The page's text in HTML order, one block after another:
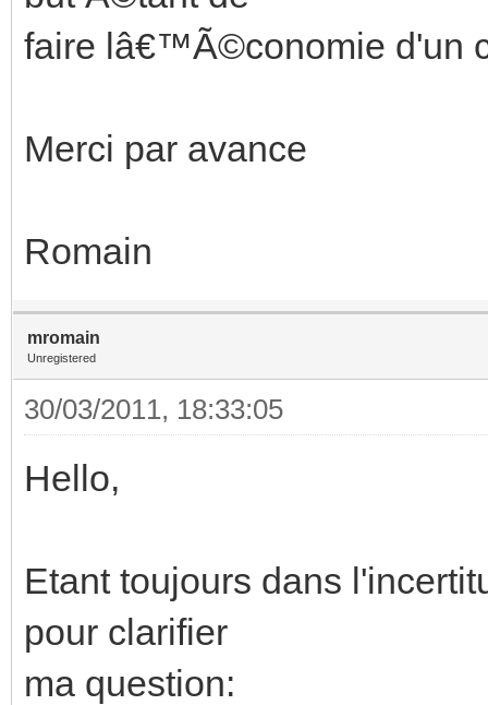
faire lâ€™Ã©conomie d'un
Merci par avance
Romain
mromain
Unregistered
30/03/2011, 18:33:05
Hello,
Etant toujours dans
pour clarifier
ma question: